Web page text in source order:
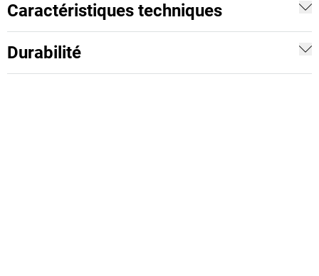
Caractéristiques techniques
Durabilité